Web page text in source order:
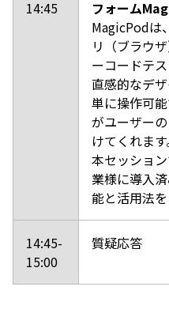
14:45
フォーム
MagicPodは
リ（ブラウ
ーコードテ
直感的なデ
単に操作可
がユーザー
けてくれます
本セッショ
業様に導入
能と活用法
14:45-
15:00
質疑応答